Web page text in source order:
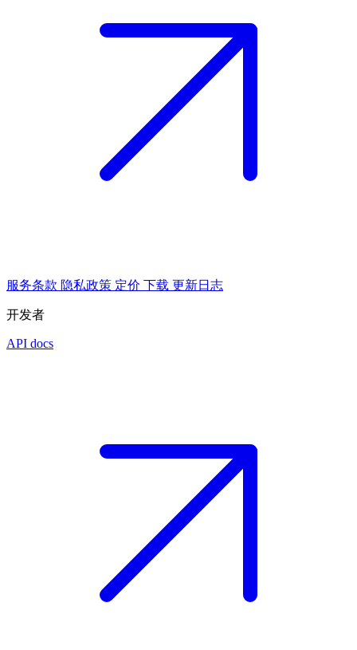
服务条款 隐私政策 定价 下载 更新日志
开发者
API docs